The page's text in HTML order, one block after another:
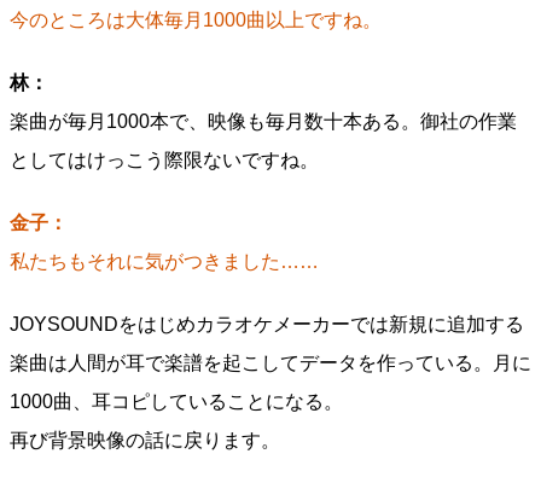
今のところは大体毎月1000曲以上ですね。
林：
楽曲が毎月1000本で、映像も毎月数十本ある。御社の作業
としてはけっこう際限ないですね。
金子：
私たちもそれに気がつきました……
JOYSOUNDをはじめカラオケメーカーでは新規に追加する
楽曲は人間が耳で楽譜を起こしてデータを作っている。月に
1000曲、耳コピしていることになる。
再び背景映像の話に戻ります。